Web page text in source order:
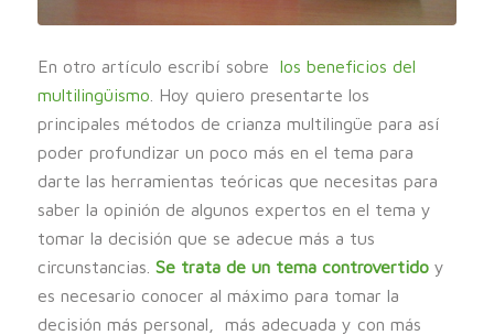
En otro artículo escribí sobre los beneficios del
multilingüismo . Hoy quiero presentarte los
principales métodos de crianza multilingüe para así
poder profundizar un poco más en el tema para
darte las herramientas teóricas que necesitas para
saber la opinión de algunos expertos en el tema y
tomar la decisión que se adecue más a tus
circunstancias. Se trata de un tema controvertidoy
es necesario conocer al máximo para tomar la
decisión más personal, más adecuada y con más